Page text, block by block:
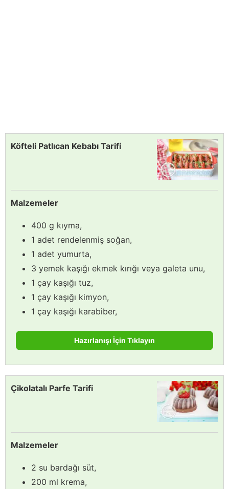
Köfteli Patlıcan Kebabı Tarifi
Malzemeler
400 g kıyma,
1 adet rendelenmiş soğan,
1 adet yumurta,
3 yemek kaşığı ekmek kırığı veya galeta unu,
1 çay kaşığı tuz,
1 çay kaşığı kimyon,
1 çay kaşığı karabiber,
Hazırlanışı İçin Tıklayın
Çikolatalı Parfe Tarifi
Malzemeler
2 su bardağı süt,
200 ml krema,